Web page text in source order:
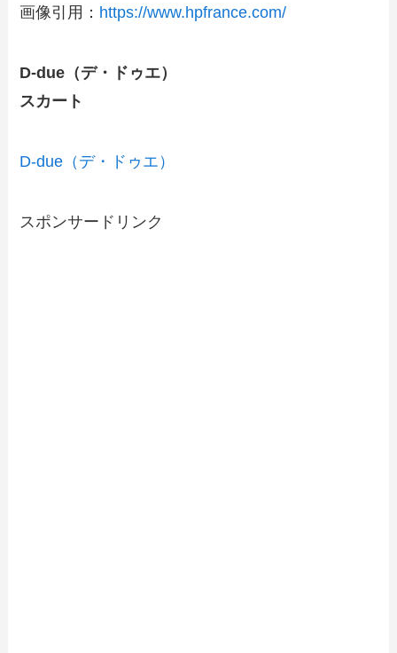
画像引用： https://www.hpfrance.com/
D-due（デ・ドゥエ）
スカート
D-due（デ・ドゥエ）
スポンサードリンク